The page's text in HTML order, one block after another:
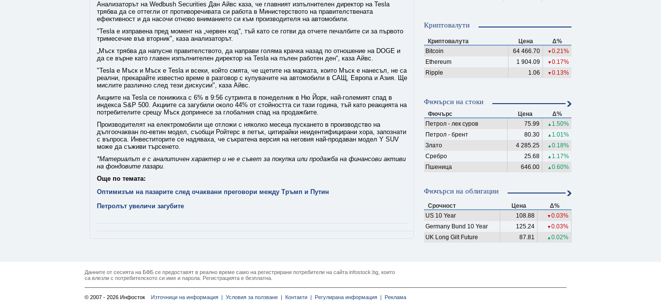
Анализаторът на Wedbush Securities Дан Айвс каза, че главният изпълнителен директор на Tesla
трябва да се оттегли от противоречивата си работа в Министерството на правителствената
ефективност и да насочи отново вниманието си към производителя на автомобили.
"Tesla е изправена пред момент на „червен код“, тъй като се готви да отчете печалбите си за първото
тримесечие във вторник", каза анализаторът.
„Мъск трябва да напусне правителството, да направи голяма крачка назад по отношение на DOGE и
да се върне като главен изпълнителен директор на Tesla на пълен работен ден“, каза Айвс.
"Tesla е Мъск и Мъск е Tesla и всеки, който смята, че щетите на марката, които Мъск е нанесъл, не са
реални, прекарайте известно време в разговор с купувачите на автомобили в САЩ, Европа и Азия. Ще
мислите различно след тези дискусии", каза Айвс.
Акциите на Tesla се понижиха с 6% в 9:56 сутринта в понеделник в Ню Йорк, най-големият спад в
индекса S&P 500. Акциите са загубили около 44% от стойността си тази година, тъй като реакцията на
потребителите срещу Мъск допринесе за глобалния спад на продажбите.
Производителят на електромобили ще отложи с няколко месеца пускането в производство на
дългоочакван по-евтин модел, съобщи Ройтерс в петък, цитирайки неидентифицирани хора, запознати
с въпроса. Инвеститорите се надяваха, че съкратена версия на неговия най-продаван модел Y SUV
може да съживи търсенето.
*Материалът е с аналитичен характер и не е съвет за покупка или продажба на финансови активи
на фондовите пазари.
Още по темата:
Оптимизъм на пазарите след очаквани преговори между Тръмп и Путин
Петролът увеличи загубите
Криптовалути
Криптовалута Цена
Δ%
Bitcoin
64 466.70 ▼ 0.21%
Ethereum
1 904.09 ▼ 0.17%
Ripple
1.06 ▼ 0.13%
Фючърси на стоки
Фючърс Цена
Δ%
Петрол - лек суров
75.99 ▲ 1.50%
Петрол - брент
80.30 ▲ 1.01%
Злато
4 285.25 ▲ 0.18%
Сребро
25.68 ▲ 1.17%
Пшеница
646.00 ▲ 0.60%
Фючърси на облигации
Срочност Цена
Δ%
US 10 Year
108.88 ▼ 0.03%
Germany Bund 10 Year
125.24 ▼ 0.03%
UK Long Gilt Future
87.81 ▲ 0.02%
Данните от сесията на БФБ се предоставят в реално време само на регистрирани потребители на сайта infostock.bg, които
са влезли с потребителското си име и парола. Регистрацията е безплатна.
© 2007 - 2026 Инфосток Източници на информация | Условия за ползване | Контакти | Регулирана информация | Реклама